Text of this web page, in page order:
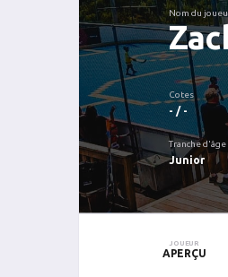
Nom du
Cotes
- / -
Tranche d'âge
Junior
JOUEUR
APERÇU